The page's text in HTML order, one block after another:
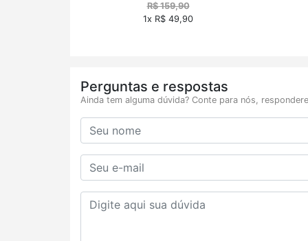
R$ 159,90
1x R$ 49,90
Perguntas e respostas
Ainda tem alguma dúvida? Conte para nós,